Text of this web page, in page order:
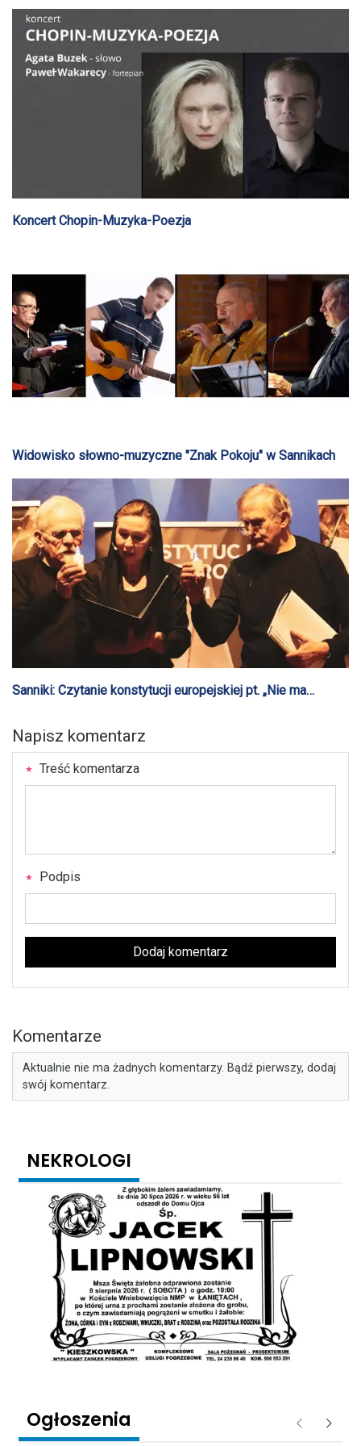
Koncert Chopin-Muzyka-Poezja
Widowisko słowno-muzyczne "Znak Pokoju" w Sannikach
Sanniki: Czytanie konstytucji europejskiej pt. „Nie ma
Napisz komentarz
Treść komentarza
Podpis
Dodaj komentarz
Komentarze
Aktualnie nie ma żadnych komentarzy. Bądź pierwszy, dodaj
swój komentarz.
NEKROLOGI
Ogłoszenia Poprzednie